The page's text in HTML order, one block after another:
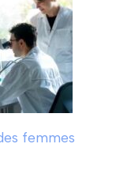
femmes